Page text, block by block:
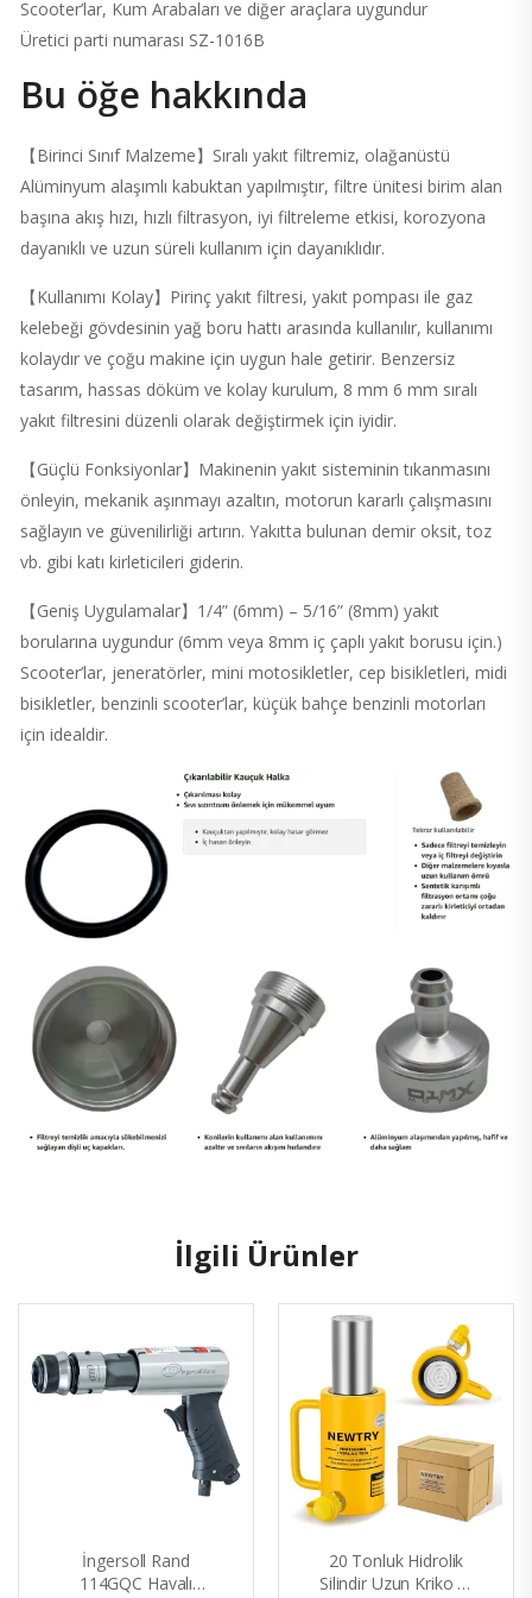
Scooter’lar, Kum Arabaları ve diğer araçlara uygundur
Üretici parti numarası ‎SZ-1016B
Bu öğe hakkında
【Birinci Sınıf Malzeme】Sıralı yakıt filtremiz, olağanüstü
Alüminyum alaşımlı kabuktan yapılmıştır, filtre ünitesi birim alan
başına akış hızı, hızlı filtrasyon, iyi filtreleme etkisi, korozyona
dayanıklı ve uzun süreli kullanım için dayanıklıdır.
【Kullanımı Kolay】Pirinç yakıt filtresi, yakıt pompası ile gaz
kelebeği gövdesinin yağ boru hattı arasında kullanılır, kullanımı
kolaydır ve çoğu makine için uygun hale getirir. Benzersiz
tasarım, hassas döküm ve kolay kurulum, 8 mm 6 mm sıralı
yakıt filtresini düzenli olarak değiştirmek için iyidir.
【Güçlü Fonksiyonlar】Makinenin yakıt sisteminin tıkanmasını
önleyin, mekanik aşınmayı azaltın, motorun kararlı çalışmasını
sağlayın ve güvenilirliği artırın. Yakıtta bulunan demir oksit, toz
vb. gibi katı kirleticileri giderin.
【Geniş Uygulamalar】1/4” (6mm) – 5/16” (8mm) yakıt
borularına uygundur (6mm veya 8mm iç çaplı yakıt borusu için.)
Scooter’lar, jeneratörler, mini motosikletler, cep bisikletleri, midi
bisikletler, benzinli scooter’lar, küçük bahçe benzinli motorları
için idealdir.
İlgili Ürünler
İngersoll Rand
114GQC Havalı
20 Tonluk Hidrolik
Silindir Uzun Kriko 4”